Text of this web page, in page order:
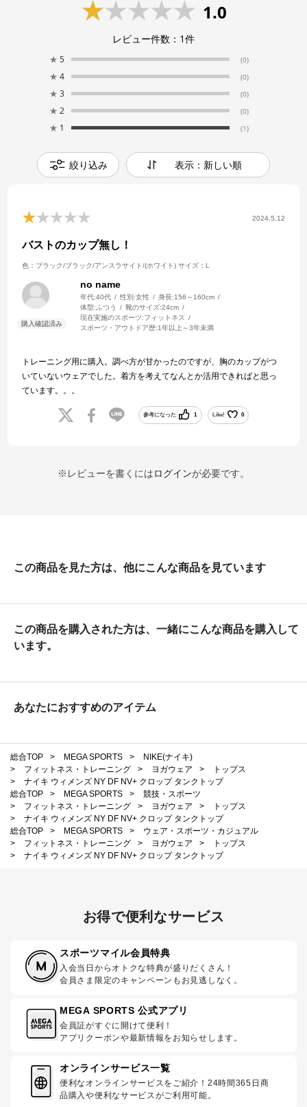
1.0
レビュー件数： 1件
★ 5 (0)
★ 4 (0)
★ 3 (0)
★ 2 (0)
★ 1 (1)
絞り込み 表示：新しい順
2024.5.12
バストのカップ無し！
色：ブラック/ブラック/アンスラサイト/(ホワイト) サイズ：L
no name
年代:40代 性別:女性 身長:156～160cm
体型: ふつう 靴のサイズ:24cm
現在実施のスポーツ:フィットネス
スポーツ・アウトドア歴:1年以上～3年未満
トレーニング用に購入。調べ方が甘かったのですが、胸のカップがつ
いていないウェアでした。着方を考えてなんとか活用できればと思っ
ています。。。
参考になった 1 Like! 0
※レビューを書くにはログインが必要です。
この商品を見た方は、他にこんな商品を見ています
この商品を購入された方は、一緒にこんな商品を購入して
います。
あなたにおすすめのアイテム
総合TOP > MEGA SPORTS >
NIKE(ナイキ)
>
フィットネス・トレーニング > ヨガウェア >
トップス
>
ナイキ ウィメンズ NY DF NV+ クロップ タンクトップ
総合TOP
> MEGA SPORTS >
競技・スポーツ
>
フィットネス・トレーニング > ヨガウェア >
トップス
>
ナイキ ウィメンズ NY DF NV+ クロップ タンクトップ
総合TOP
> MEGA SPORTS >
ウェア・スポーツ・カジュアル
>
フィットネス・トレーニング > ヨガウェア >
トップス
>
ナイキ ウィメンズ NY DF NV+ クロップ タンクトップ
お得で便利なサービス
スポーツマイル会員特典
入会当日からオトクな特典が盛りだくさん！
会員さま限定のキャンペーンもお見逃しなく。
MEGA SPORTS 公式アプリ
会員証がすぐに開けて便利！
アプリクーポンや最新情報をお知らせします。
オンラインサービス一覧
便利なオンラインサービスをご紹介！24時間365日商
品購入や便利なサービスがご利用可能。